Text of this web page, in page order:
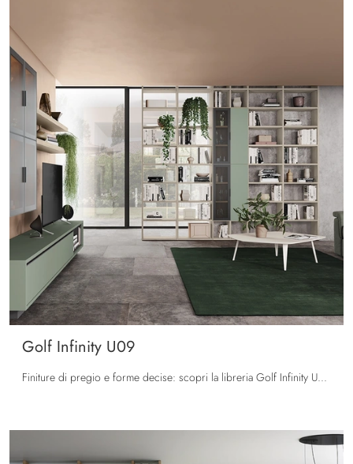
Golf Infinity U09
Finiture di pregio e forme decise: scopri la libreria Golf Infinity U09 di Colombini Casa tra le più esclusive Librerie moderne divisorie.